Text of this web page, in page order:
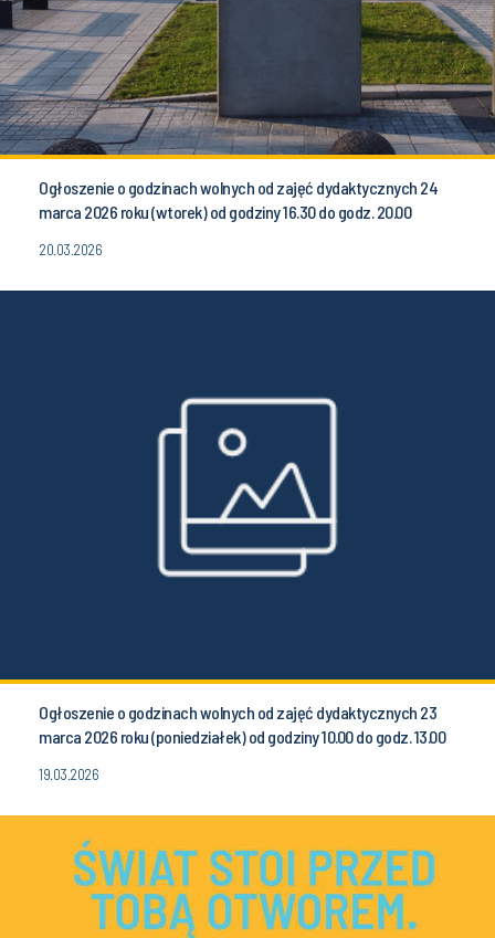
Ogłoszenie o godzinach wolnych od zajęć dydaktycznych 24
marca 2026 roku (wtorek) od godziny 16.30 do godz. 20.00
20.03.2026
Ogłoszenie o godzinach wolnych od zajęć dydaktycznych 23
marca 2026 roku (poniedziałek) od godziny 10.00 do godz. 13.00
19.03.2026